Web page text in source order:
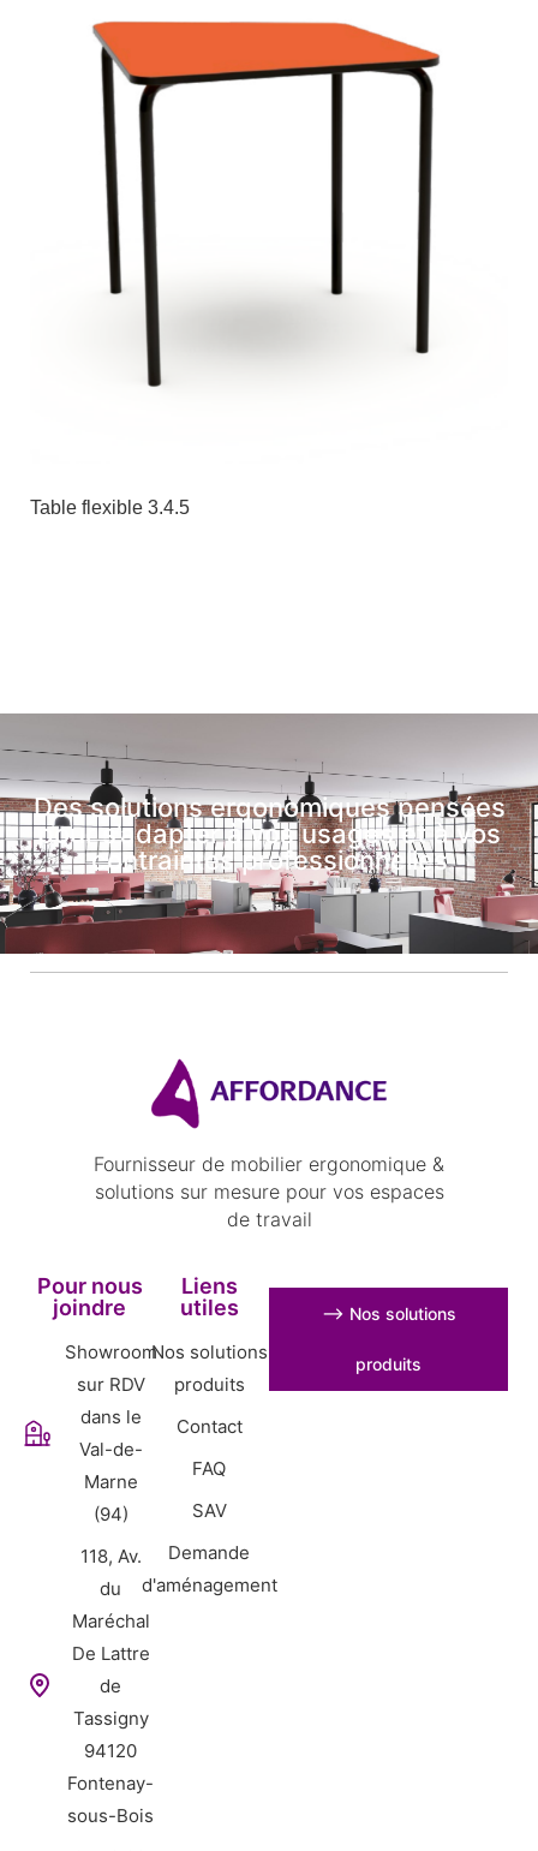
Table flexible 3.4.5
Des solutions ergonomiques pensées
pour s’adapter à vos usages et à vos
contraintes professionnelles
Fournisseur de mobilier ergonomique &
solutions sur mesure pour vos espaces
de travail
Pour nous
joindre
Showroom
sur RDV
dans le
Val-de-
Marne
(94)
118, Av.
du
Maréchal
De Lattre
de
Tassigny
94120
Fontenay-
sous-Bois
Liens
utiles
Nos solutions
produits
Contact
FAQ
SAV
Demande
d'aménagement
⟶ Nos solutions
produits